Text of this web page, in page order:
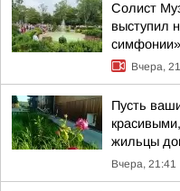
Солист
выступил
Вчера,
Пусть
жильцы
Вчера, 21:41